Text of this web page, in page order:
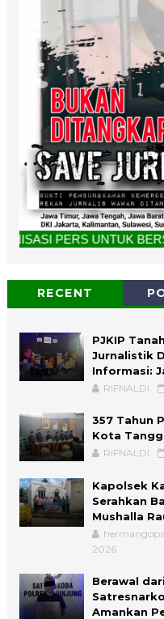
UNTUK BERSATU.
RECENT
PJKIP
Jurnalistik
Informasi:
RIFNALDI
357 Tahun
Kota
RIFNALDI
Kapolsek
Serahkan
Mushalla
2026
Berawal
Amankan